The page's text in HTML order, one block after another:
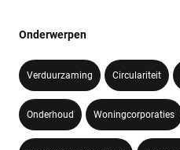
Onderwerpen
Verduurzaming Circulariteit
Onderhoud Woningcorporaties